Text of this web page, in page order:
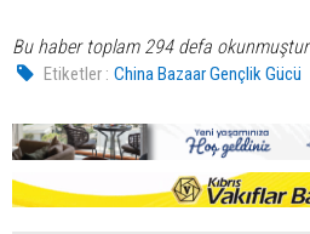
Bu haber toplam 294 defa okunmuştur
Etiketler : China Bazaar Gençlik Gücü